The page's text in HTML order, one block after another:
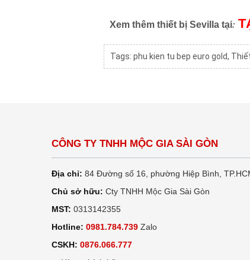
Xem thêm thiết bị Sevilla tại:
Tags: phu kien tu bep euro gold,
CÔNG TY TNHH MỘC GIA SÀI GÒN
Địa chỉ: 84 Đường số 16, phường Hiệp Bình,
Chủ sở hữu: Cty TNHH Mộc Gia Sài Gòn
MST: 0313142355
Hotline: 0981.784.739 Zalo
CSKH: 0876.066.777